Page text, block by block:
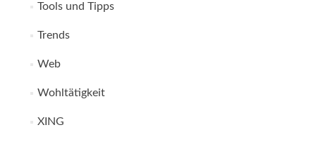
Tools und Tipps
Trends
Web
Wohltätigkeit
XING